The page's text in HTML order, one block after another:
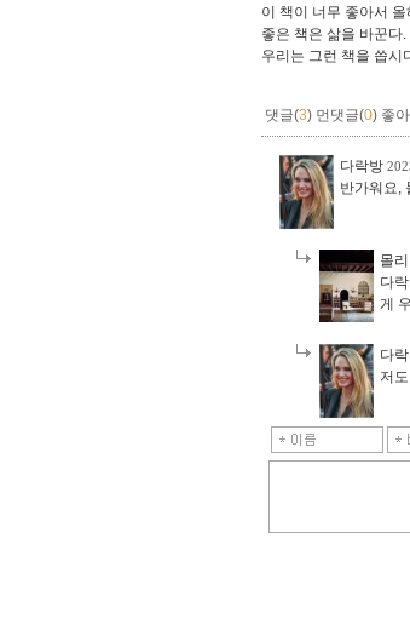
이 책이 너무 좋아서
좋은 책은 삶을 바꾼다
우리는 그런 책을 씁시
댓글(3) 먼댓글(0) 좋
다락방
반가워요,
몰리
다
게
다
저